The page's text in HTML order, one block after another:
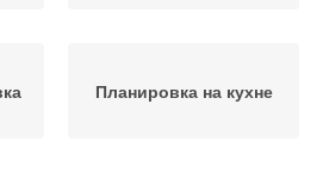
Планировка на кухне